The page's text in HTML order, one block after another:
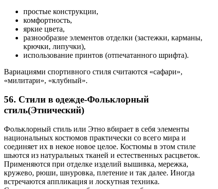
простые конструкции,
комфортность,
яркие цвета,
разнообразие элементов отделки (застежки, карманы,
крючки, липучки),
использование принтов (отпечатанного шрифта).
Вариациями спортивного стиля считаются «сафари»,
«милитари», «клубный».
56. Стили в одежде-Фольклорный
стиль(Этнический)
Фольклорный стиль или Этно вбирает в себя элементы
национальных костюмов практически со всего мира и
соединяет их в некое новое целое. Костюмы в этом стиле
шьются из натуральных тканей и естественных расцветок.
Применяются при отделке изделий вышивка, мережка,
кружево, рюши, шнуровка, плетение и так далее. Иногда
встречаются аппликация и лоскутная техника.